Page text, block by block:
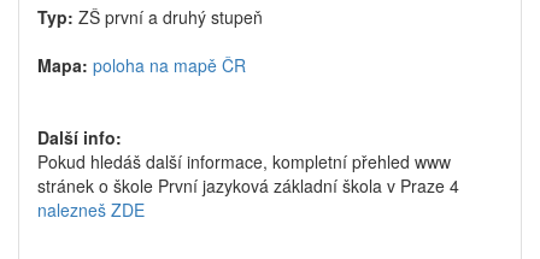
Typ: ZŠ první a druhý stupeň
Mapa: poloha na mapě ČR
Další info:
Pokud hledáš další informace, kompletní přehled www
stránek o škole První jazyková základní škola v Praze 4
nalezneš ZDE